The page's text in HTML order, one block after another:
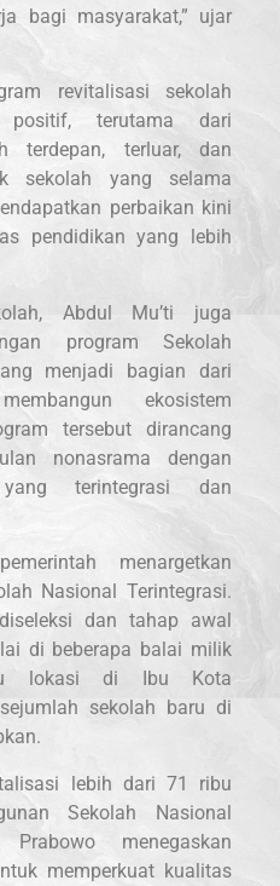
bagi masyarakat,” ujar
revitalisasi sekolah
positif, terutama dari
terdepan, terluar, dan
sekolah yang selama
perbaikan kini
pendidikan yang lebih
Abdul Mu’ti juga
program Sekolah
menjadi bagian dari
ekosistem
tersebut dirancang
nonasrama dengan
terintegrasi dan
menargetkan
Nasional Terintegrasi.
dan tahap awal
di beberapa balai milik
lokasi di Ibu Kota
sekolah baru di
lebih dari 71 ribu
Sekolah Nasional
Prabowo menegaskan
memperkuat kualitas